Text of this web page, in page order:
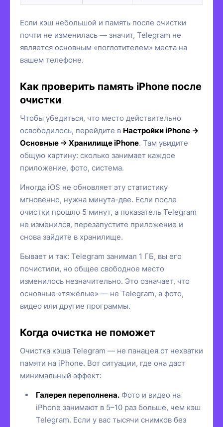
Если кэш небольшой и память после очистки
почти не изменилась — значит, Telegram не
является основным «поглотителем» места на
вашем телефоне.
Как проверить память iPhone после
очистки
Чтобы убедиться, что место действительно
освободилось, перейдите в Настройки iPhone →
Основные → Хранилище iPhone. Там увидите
общую картину: сколько занимает каждое
приложение, фото, система.
Иногда iOS не обновляет эту статистику
мгновенно, нужна минута-две. Если после
очистки прошло 5 минут, а показатель Telegram
не изменился, перезапустите приложение и
снова зайдите в хранилище.
Бывает и так: Telegram занимал 1 ГБ, вы его
почистили, но общее свободное место
изменилось незначительно. Это означает, что
основные «тяжёлые» — не Telegram, а фото,
видео или другие программы.
Когда очистка не поможет
Очистка кэша Telegram — не панацея от нехватки
памяти на iPhone. Вот ситуации, где она даст
минимальный эффект:
Галерея переполнена. Фото и видео на
iPhone занимают в 5–10 раз больше, чем кэш
Telegram. Если у вас тысячи снимков без